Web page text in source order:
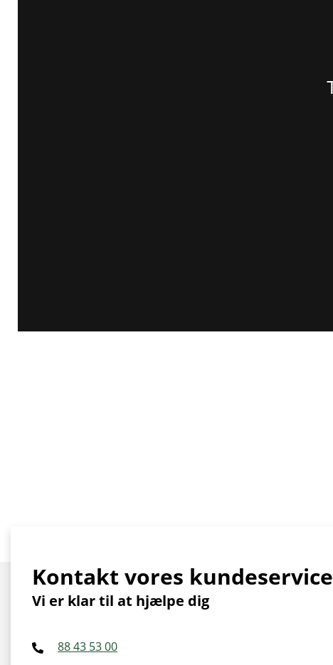
Kontakt vores kundeservice
Vi er klar til at hjælpe dig
88 43 53 00